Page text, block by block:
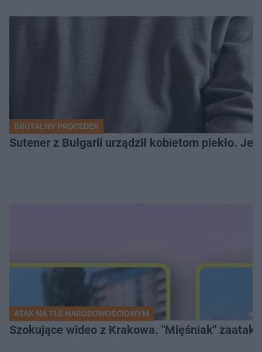
BRUTALNY PROCEDER
Sutener z Bułgarii urządził kobietom piekło.
ATAK NA TLE NARODOWOŚCIOWYM
Szokujące wideo z Krakowa. "Mięśniak"